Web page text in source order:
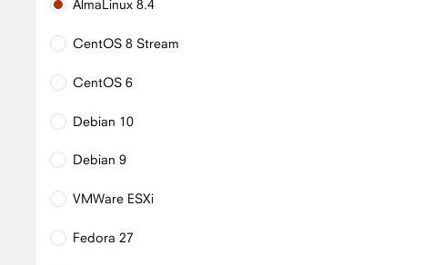
AlmaLinux 8.4
CentOS 8 Stream
CentOS 6
Debian 10
Debian 9
VMWare ESXi
Fedora 27